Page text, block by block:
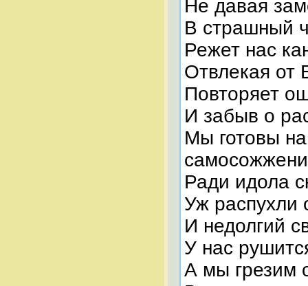
Не давая
В страшный
Режет нас
Отвлекая от
Повторяет
И забыв о
Мы готовы
Ради идола
Уж распухли
И недолгий
У нас
А мы грезим